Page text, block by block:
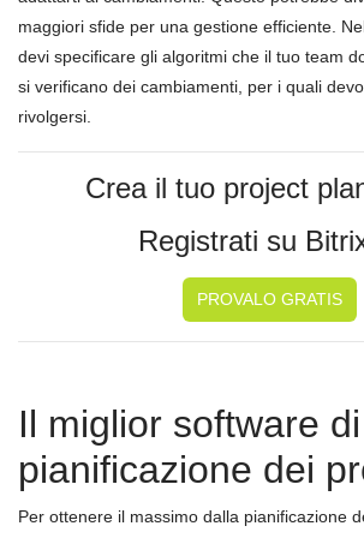
maggiori sfide per una gestione efficiente.
devi specificare gli algoritmi che il tuo team
si verificano dei cambiamenti, per i quali
rivolgersi.
Crea il tuo project
Registrati su
PROVALO GRATIS
Il miglior software di
pianificazione dei
Per ottenere il massimo dalla pianificazione